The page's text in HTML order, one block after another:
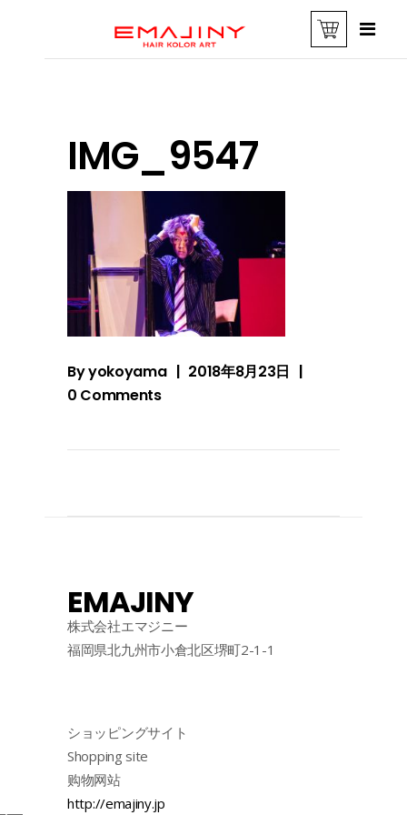
IMG_9547
Byyokoyama
2018年8月23日
0 Comments
EMAJINY
株式会社エマジニー
福岡県北九州市小倉北区堺町2-1-1
ショッピングサイト
Shopping site
购物网站
http://emajiny.jp